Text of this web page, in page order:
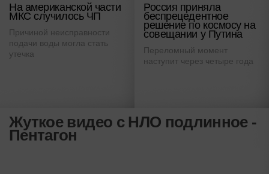
На американской части
МКС случилось ЧП
Причиной неисправности
подачи воды могла стать
утечка
Россия приняла
беспрецедентное
решение по космосу на
совещании у Путина
Переломный момент
наступит через четыре года
Жуткое видео с НЛО подлинное -
Пентагон